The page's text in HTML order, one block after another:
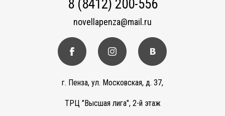
8 (8412) 200-556
novellapenza@mail.ru
г. Пенза, ул. Московская, д. 37,
ТРЦ "Высшая лига", 2-й этаж